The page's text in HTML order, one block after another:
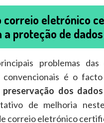
correio eletrónico
proteção de dados
problemas das
convencionais é o
dos dados
de melhoria
correio eletrónico